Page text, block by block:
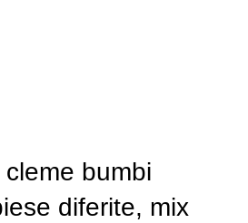
bumbi
diferite, mix